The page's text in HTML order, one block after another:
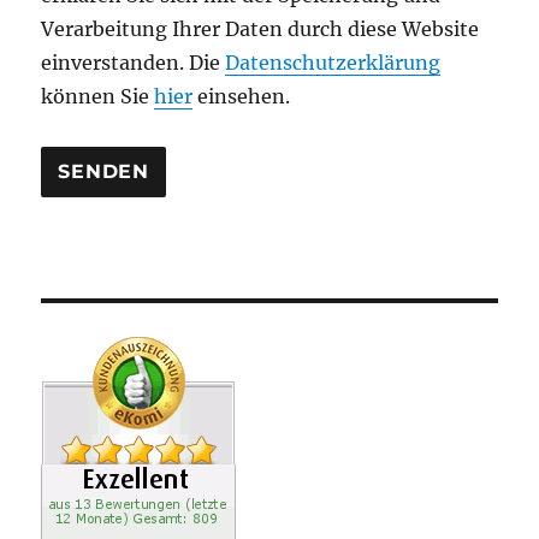
e
e
r
Verarbeitung Ihrer Daten durch diese Website
einverstanden. DieDatenschutzerklärung
können Siehier einsehen.